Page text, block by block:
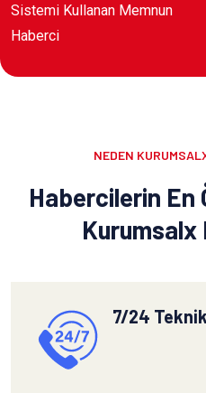
Sistemi Kullanan Memnun
Haberci
NEDEN
Habercilerin En
Kurumsalx
7/24